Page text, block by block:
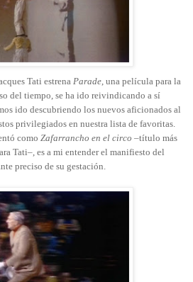
Tati estrena Parade , una película para la
del tiempo, se ha ido reivindicando a sí
ido descubriendo los nuevos aficionados al
privilegiados en nuestra lista de favoritas.
como Zafarrancho en el circo –título más
Tati–, es a mi entender el manifiesto del
preciso de su gestación.